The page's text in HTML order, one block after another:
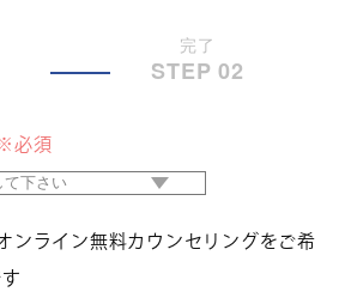
完了
STEP 02
必須
ンライン無料カウンセリングをご希